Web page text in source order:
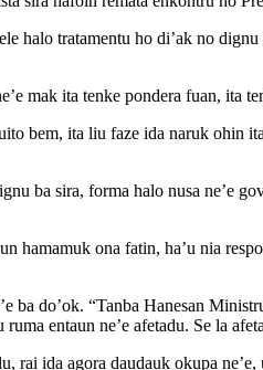
halo tratamentu ho di’ak no
mak ita tenke pondera fuan, ita
bem, ita liu faze ida naruk
ba sira, forma halo nusa ne’e
ona fatin, ha’u nia
ba do’ok. “Tanba Hanesan
entaun ne’e afetadu. Se la
rai ida agora daudauk okupa